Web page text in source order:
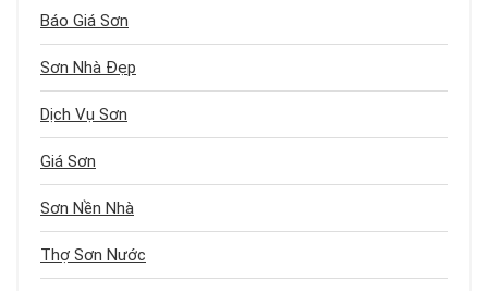
Báo Giá Sơn
Sơn Nhà Đẹp
Dịch Vụ Sơn
Giá Sơn
Sơn Nền Nhà
Thợ Sơn Nước